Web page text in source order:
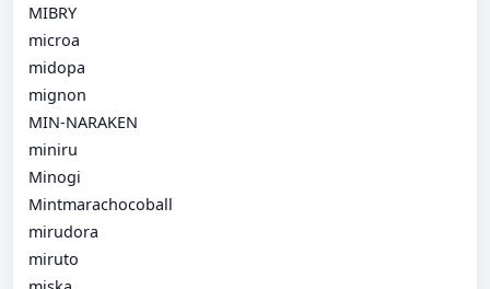
MIBRY
microa
midopa
mignon
MIN-NARAKEN
miniru
Minogi
Mintmarachocoball
mirudora
miruto